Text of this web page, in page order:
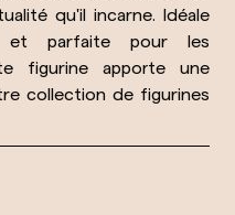
qu'il incarne. Idéale
et parfaite pour les
figurine apporte une
collection de figurines